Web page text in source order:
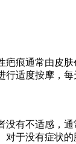
痕通常由皮
适度按摩，
有不适感，
于没有症状